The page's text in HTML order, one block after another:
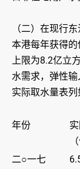
（二）在现行
本港每年获得
上限为8.2亿立
水需求，弹性
实际取水量表列
年份
二○一七